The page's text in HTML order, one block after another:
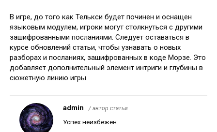
В игре, до того как Телькси будет починен и оснащен
языковым модулем, игроки могут столкнуться с другими
зашифрованными посланиями. Следует оставаться в
курсе обновлений статьи, чтобы узнавать о новых
разборах и посланиях, зашифрованных в коде Морзе. Это
добавляет дополнительный элемент интриги и глубины в
сюжетную линию игры.
admin / автор статьи
Успех неизбежен.